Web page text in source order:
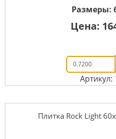
Размеры:
Цена:
Артикул:
Плитка Rock Light